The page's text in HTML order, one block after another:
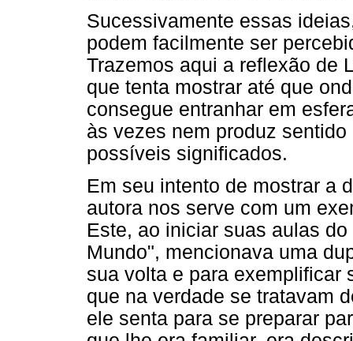
Sucessivamente essas
podem facilmente ser
Trazemos aqui a reflexão de
que tenta mostrar até que
consegue entranhar em
às vezes nem produz
possíveis significados.
Em seu intento de mostrar a
autora nos serve com um
Este, ao iniciar suas aulas
Mundo", mencionava uma
sua volta e para exemplificar
que na verdade se tratavam
ele senta para se preparar